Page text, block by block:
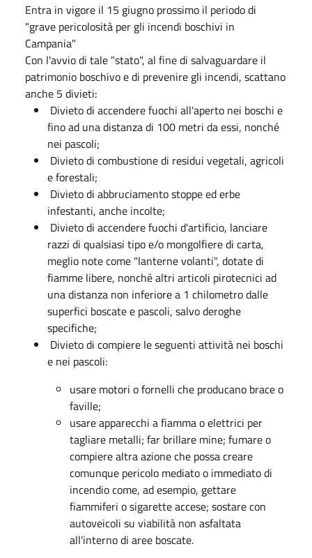
Entra in vigore il 15 giugno prossimo il periodo di
"grave pericolosità per gli incendi boschivi in
Campania"
Con l'avvio di tale "stato", al fine di salvaguardare il
patrimonio boschivo e di prevenire gli incendi, scattano
anche 5 divieti:
Divieto di accendere fuochi all'aperto nei boschi e
fino ad una distanza di 100 metri da essi, nonché
nei pascoli;
Divieto di combustione di residui vegetali, agricoli
e forestali;
Divieto di abbruciamento stoppe ed erbe
infestanti, anche incolte;
Divieto di accendere fuochi d'artificio, lanciare
razzi di qualsiasi tipo e/o mongolfiere di carta,
meglio note come "lanterne volanti", dotate di
fiamme libere, nonché altri articoli pirotecnici ad
una distanza non inferiore a 1 chilometro dalle
superfici boscate e pascoli, salvo deroghe
specifiche;
Divieto di compiere le seguenti attività nei boschi
e nei pascoli:
usare motori o fornelli che producano brace o
faville;
usare apparecchi a fiamma o elettrici per
tagliare metalli; far brillare mine; fumare o
compiere altra azione che possa creare
comunque pericolo mediato o immediato di
incendio come, ad esempio, gettare
fiammiferi o sigarette accese; sostare con
autoveicoli su viabilità non asfaltata
all'interno di aree boscate.